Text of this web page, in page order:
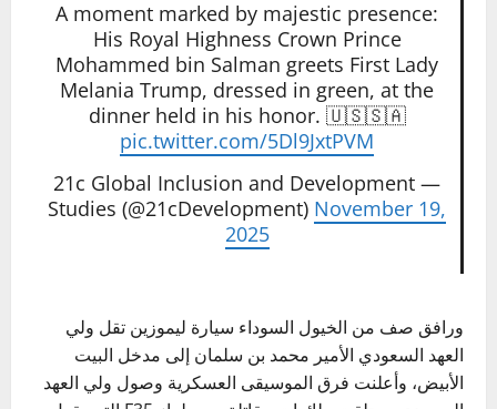
A moment marked by majestic presence:
His Royal Highness Crown Prince
Mohammed bin Salman greets First Lady
Melania Trump, dressed in green, at the
dinner held in his honor. 🇺🇸🇸🇦
pic.twitter.com/5Dl9JxtPVM
— 21c Global Inclusion and Development
Studies (@21cDevelopment) November 19,
2025
ورافق صف من الخيول السوداء سيارة ليموزين تقل ولي
العهد السعودي الأمير محمد بن سلمان إلى مدخل البيت
الأبيض، وأعلنت فرق الموسيقى العسكرية وصول ولي العهد